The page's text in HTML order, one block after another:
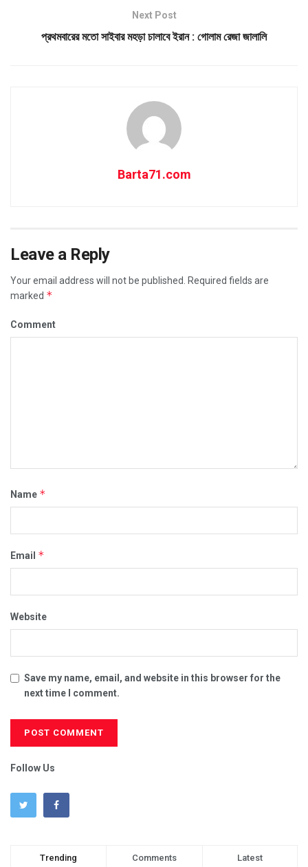
Next Post
প্রথমবারের মতো সাইবার মহড়া চালাবে ইরান : গোলাম রেজা জালালি
Barta71.com
Leave a Reply
Your email address will not be published.
Required fields are
marked *
Comment
Name *
Email *
Website
Save my name, email, and website in this browser for the
next time I comment.
Follow Us
Trending Comments Latest